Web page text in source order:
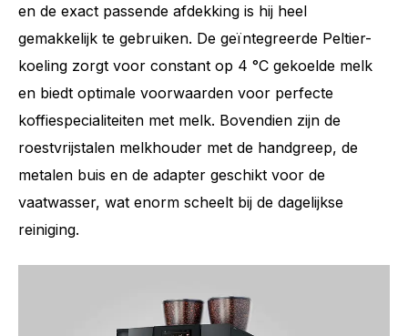
en de exact passende afdekking is hij heel
gemakkelijk te gebruiken. De geïntegreerde Peltier-
koeling zorgt voor constant op 4 °C gekoelde melk
en biedt optimale voorwaarden voor perfecte
koffiespecialiteiten met melk. Bovendien zijn de
roestvrijstalen melkhouder met de handgreep, de
metalen buis en de adapter geschikt voor de
vaatwasser, wat enorm scheelt bij de dagelijkse
reiniging.